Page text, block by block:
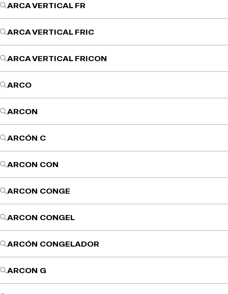
ARCA VERTICAL FR
ARCA VERTICAL FRIC
ARCA VERTICAL FRICON
ARCO
ARCON
ARCÓN C
ARCON CON
ARCON CONGE
ARCON CONGEL
ARCÓN CONGELADOR
ARCON G